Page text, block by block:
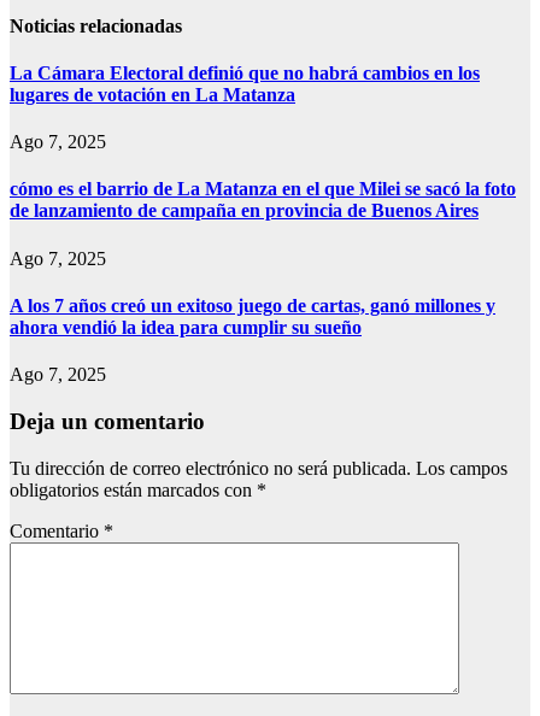
Noticias relacionadas
La Cámara Electoral definió que no habrá cambios en los
lugares de votación en La Matanza
Ago 7, 2025
cómo es el barrio de La Matanza en el que Milei se sacó la foto
de lanzamiento de campaña en provincia de Buenos Aires
Ago 7, 2025
A los 7 años creó un exitoso juego de cartas, ganó millones y
ahora vendió la idea para cumplir su sueño
Ago 7, 2025
Deja un comentario
Tu dirección de correo electrónico no será publicada. Los campos
obligatorios están marcados con *
Comentario *